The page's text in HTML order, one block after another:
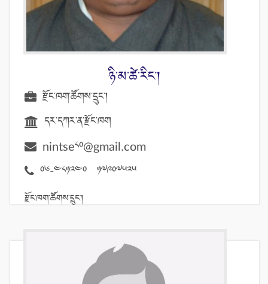
ཉི་མ་ཚེ་རིང་།
རྫོང་ཁག་ཚོགས་དྲུང་།
དར་དཀར་ན་རྫོང་ཁག
nintse80@gmail.com
06-481240 17907525
རྫོང་ཁག་ཚོགས་དྲུང་།